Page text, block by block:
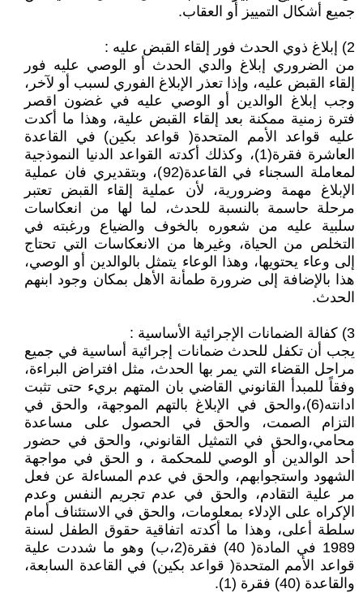
جميع أشكال التمييز أو العقاب.
2) إبلاغ ذوي الحدث فور إلقاء القبض عليه :
من الضروري إبلاغ والدي الحدث أو الوصي عليه فور
إلقاء القبض عليه، وإذا تعذر الإبلاغ الفوري لسبب أو لآخر،
وجب إبلاغ الوالدين أو الوصي عليه في غضون اقصر
فترة زمنية ممكنة بعد إلقاء القبض علية، وهذا ما أكدت
عليه قواعد الأمم المتحدة( قواعد بكين) في القاعدة
العاشرة فقرة(1)، وكذلك أكدته القواعد الدنيا النموذجية
لمعاملة السجناء في القاعدة(92)، وبتقديري فان عملية
الإبلاغ مهمة وضرورية، لأن عملية إلقاء القبض تعتبر
مرحلة حاسمة بالنسبة للحدث، لما لها من انعكاسات
سلبية عليه من شعوره بالخوف والضياع ورغبته في
التخلص من الحياة، وغيرها من الانعكاسات التي تحتاج
إلى وعاء يحتويها، وهذا الوعاء يتمثل بالوالدين أو الوصي،
هذا بالإضافة إلى ضرورة طمأنة الأهل بمكان وجود ابنهم
الحدث.
3) كفالة الضمانات الإجرائية الأساسية :
يجب أن تكفل للحدث ضمانات إجرائية أساسية في جميع
مراحل القضاء التي يمر بها الحدث، مثل افتراض البراءة،
وفقاً للمبدأ القانوني القاضي بان المتهم بريء حتى تثبت
ادانته(6)،والحق في الإبلاغ بالتهم الموجهة، والحق في
التزام الصمت، والحق في الحصول على مساعدة
محامي،والحق في التمثيل القانوني، والحق في حضور
أحد الوالدين أو الوصي للمحكمة ، و الحق في مواجهة
الشهود واستجوابهم، والحق في عدم المساءلة عن فعل
مر علية التقادم، والحق في عدم تجريم النفس وعدم
الإكراه على الإدلاء بمعلومات، والحق في الاستئناف أمام
سلطة أعلى، وهذا ما أكدته اتفاقية حقوق الطفل لسنة
1989 في المادة( 40) فقرة(2،ب) وهو ما شددت علية
قواعد الأمم المتحدة( قواعد بكين) في القاعدة السابعة،
والقاعدة (40) فقرة (1).